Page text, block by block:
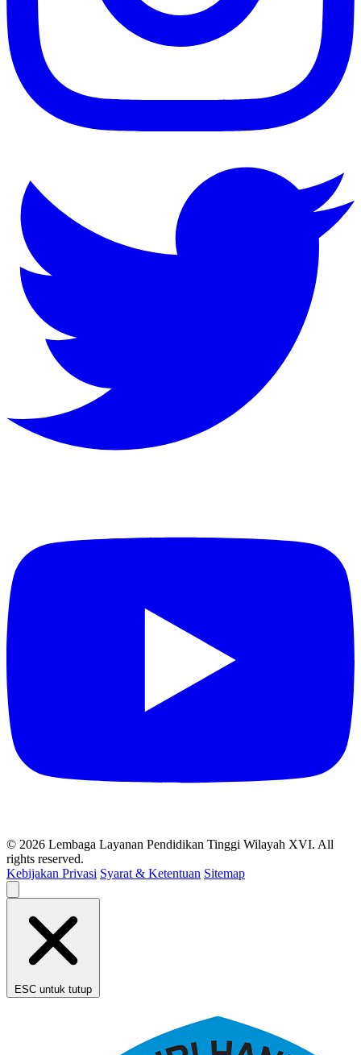
© 2026 Lembaga Layanan Pendidikan Tinggi Wilayah XVI. All
rights reserved.
Kebijakan Privasi Syarat & Ketentuan Sitemap
ESC untuk tutup